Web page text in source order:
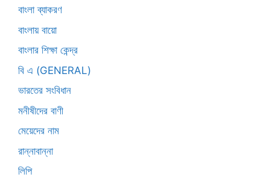
বাংলা ব্যাকরণ
বাংলায় বায়ো
বাংলার শিক্ষা কেন্দ্র
বি এ (GENERAL)
ভারতের সংবিধান
মনীষীদের বাণী
মেয়েদের নাম
রান্নাবান্না
লিপি